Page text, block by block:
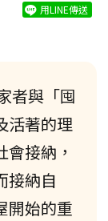
用LINE傳送
者與「囤
活著的理
接納，
接納自
開始的重